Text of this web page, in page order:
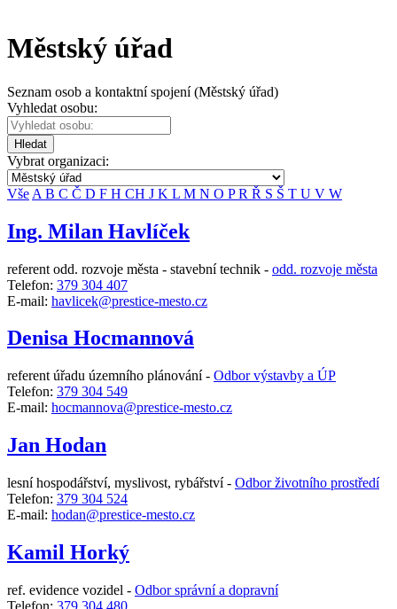
Městský úřad
Seznam osob a kontaktní spojení (Městský úřad)
Vyhledat osobu:
Hledat
Vybrat organizaci:
Vše A B C Č D F H CH J K L M N O PR Ř S Š T U V W
Ing. Milan Havlíček
referent odd. rozvoje města - stavební technik - odd. rozvoje města
Telefon: 379 304 407
E-mail: havlicek@prestice-mesto.cz
Denisa Hocmannová
referent úřadu územního plánování - Odbor výstavby a ÚP
Telefon: 379 304 549
E-mail: hocmannova@prestice-mesto.cz
Jan Hodan
lesní hospodářství, myslivost, rybářství - Odbor životního prostředí
Telefon: 379 304 524
E-mail: hodan@prestice-mesto.cz
Kamil Horký
ref. evidence vozidel - Odbor správní a dopravní
Telefon: 379 304 480